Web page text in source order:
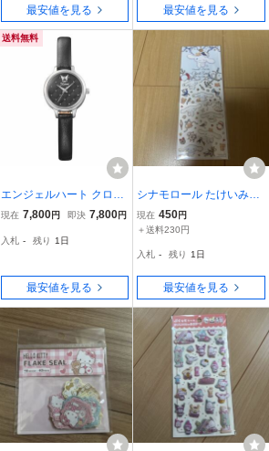
最安値を見る 最安値を見る
送料無料
エンジェルハート クロミ
20周年記念 コラボレーシ
ィース クオーツ 電池式
ーチつき
現在 7,800円 即決 7,800円
入札 - 残り 1日
最安値を見る
シナモロール たけいみき
ふち箔クリアシール シー
ル サンリオ
現在 450円
＋送料230円
入札 - 残り 1日
最安値を見る